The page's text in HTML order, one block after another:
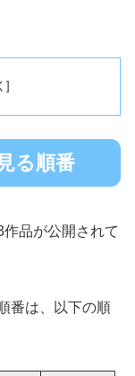
る順番
品が公開されて
番は、以下の順